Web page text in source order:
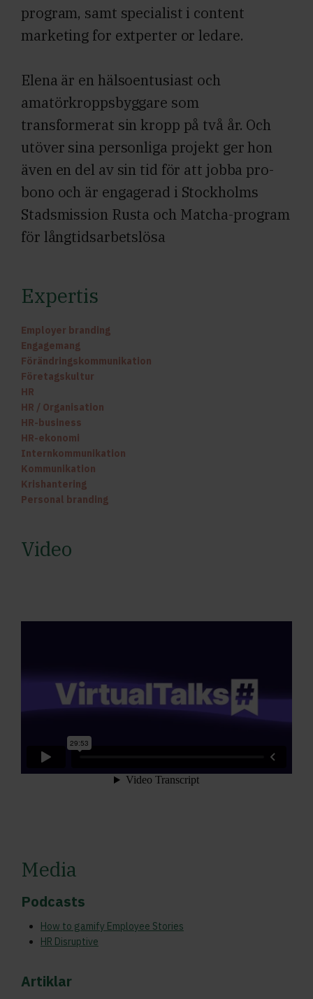
program, samt specialist i content
marketing for extperter or ledare.
Elena är en hälsoentusiast och
amatörkroppsbyggare som
transformerat sin kropp på två år. Och
utöver sina personliga projekt ger hon
även en del av sin tid för att jobba pro-
bono och är engagerad i Stockholms
Stadsmission Rusta och Matcha-program
för långtidsarbetslösa
Expertis
Employer branding
Engagemang
Förändringskommunikation
Företagskultur
HR
HR / Organisation
HR-business
HR-ekonomi
Internkommunikation
Kommunikation
Krishantering
Personal branding
Video
Media
Podcasts
How to gamify Employee Stories
HR Disruptive
Artiklar